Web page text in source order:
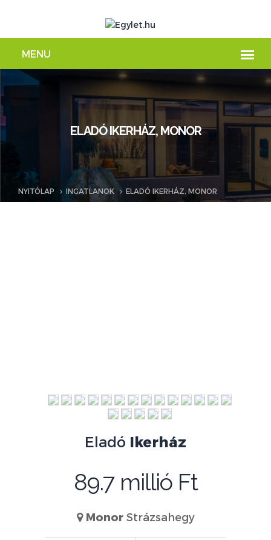
ELADÓ IKERHÁZ, MONOR
NYITÓLAP INGATLANOK ELADÓ IKERHÁZ, MONOR
Eladó Ikerház
89.7 millió Ft
MonorStrázsahegy